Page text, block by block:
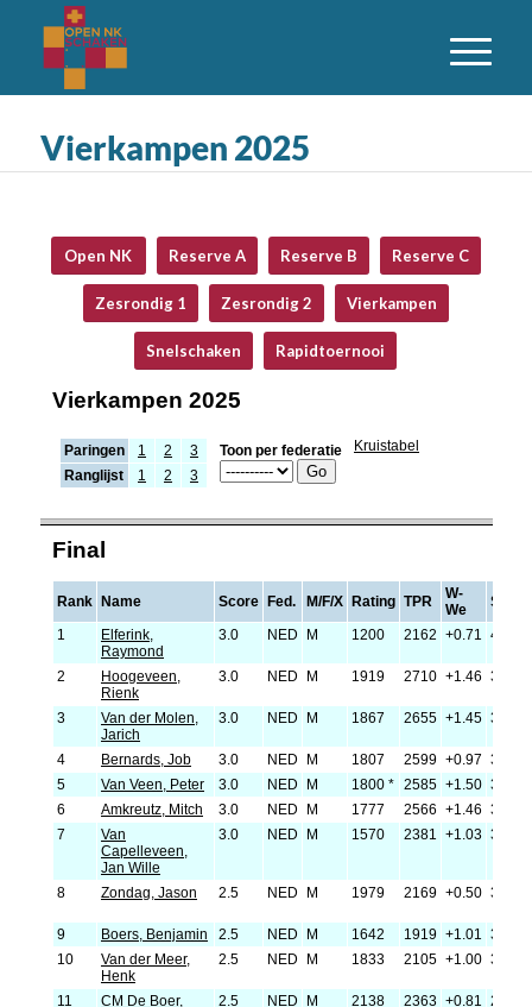
Vierkampen 2025
Open NK Reserve A Reserve B Reserve C
Zesrondig 1 Zesrondig 2 Vierkampen
Snelschaken Rapidtoernooi